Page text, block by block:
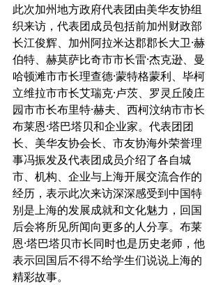
此次加州地方政府代表团由美华友协组
织来访，代表团成员包括前加州财政部
长江俊辉、加州阿拉米达郡郡长大卫·赫
伯特、赫莫萨比奇市市长雷·杰克逊、曼
哈顿滩市市长理查德·蒙特格蒙利、毕柯
立维拉市市长艾瑞克·卢茨、罗灵丘陵庄
园市市长布里特·赫夫、西柯汶纳市市长
布莱恩·塔巴塔贝和企业家。代表团团
长、美华友协会长、市友协海外荣誉理
事冯振发及代表团成员介绍了各自城
市、机构、企业与上海开展交流合作的
经历，表示此次来访深深感受到中国特
别是上海的发展成就和文化魅力，回国
后会将所见所闻向更多的人分享。布莱
恩·塔巴塔贝市长同时也是历史老师，他
表示回国后不得不给学生们说说上海的
精彩故事。